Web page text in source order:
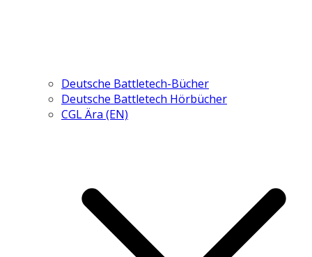
Deutsche Battletech-Bücher
Deutsche Battletech Hörbücher
CGL Ära (EN)